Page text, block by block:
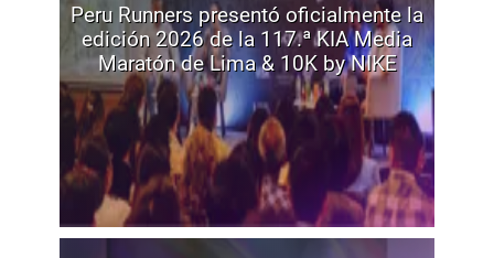
Peru Runners presentó oficialmente la
edición 2026 de la 117.ª KIA Media
Maratón de Lima & 10K by NIKE